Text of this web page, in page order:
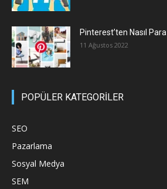
Pinterest’ten Nasıl Para
11 Ağustos 2022
POPÜLER KATEGORİLER
SEO
Pazarlama
Sosyal Medya
SEM